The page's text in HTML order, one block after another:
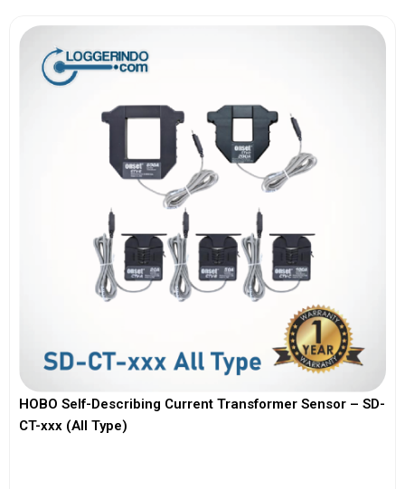
HOBO Self-Describing Current Transformer Sensor – SD-
CT-xxx (All Type)